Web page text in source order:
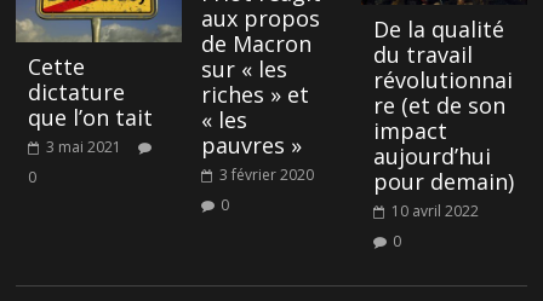
Cette
dictature
que l’on tait
3 mai 2021
0
aux propos
de Macron
sur « les
riches » et
« les
pauvres »
3 février 2020
0
De la qualité
du travail
révolutionnai
re (et de son
impact
aujourd’hui
pour demain)
10 avril 2022
0